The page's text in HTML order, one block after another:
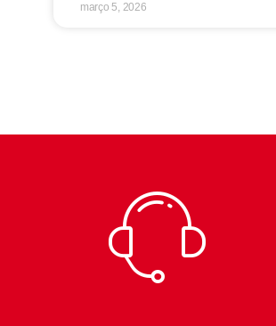
março 5, 2026